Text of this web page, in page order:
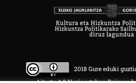
2018 Gure eduki